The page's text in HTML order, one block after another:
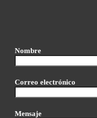
Nombre
Correo electrónico
Mensaje